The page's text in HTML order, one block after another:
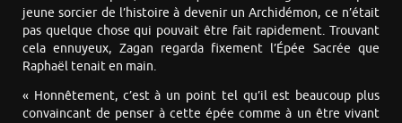
jeune sorcier de l’histoire à devenir un Archidémon, ce n’était
pas quelque chose qui pouvait être fait rapidement. Trouvant
cela ennuyeux, Zagan regarda fixement l’Épée Sacrée que
Raphaël tenait en main.
« Honnêtement, c’est à un point tel qu’il est beaucoup plus
convaincant de penser à cette épée comme à un être vivant